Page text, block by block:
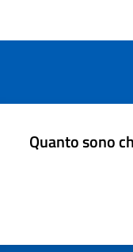
Quanto sono